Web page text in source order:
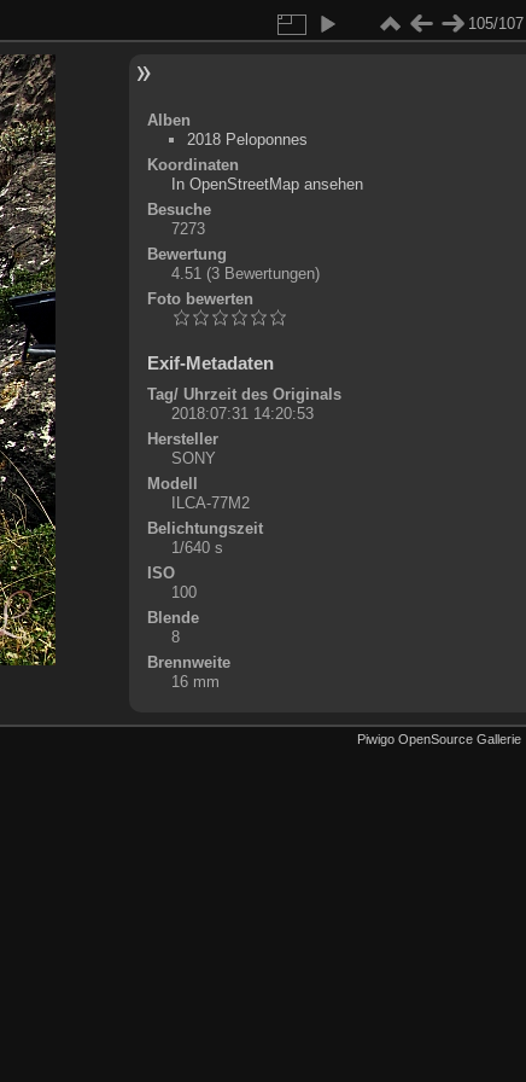
105/107
Alben
2018 Peloponnes
Koordinaten
+
-
In OpenStreetMap ansehen
Besuche
7273
Bewertung
4.51 (3 Bewertungen)
Foto bewerten
Exif-Metadaten
Tag/ Uhrzeit des Originals
2018:07:31 14:20:53
Hersteller
SONY
Modell
ILCA-77M2
Belichtungszeit
1/640 s
ISO
100
Blende
8
Brennweite
16 mm
Piwigo OpenSource Gallerie